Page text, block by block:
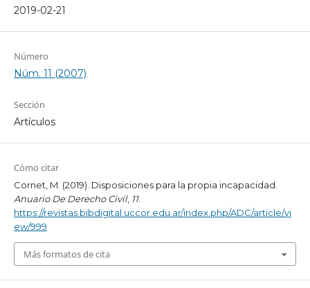
2019-02-21
Número
Núm. 11 (2007)
Sección
Artículos
Cómo citar
Cornet, M. (2019). Disposiciones para la propia incapacidad.
Anuario De Derecho Civil, 11.
https://revistas.bibdigital.uccor.edu.ar/index.php/ADC/article/vi
ew/999
Más formatos de cita